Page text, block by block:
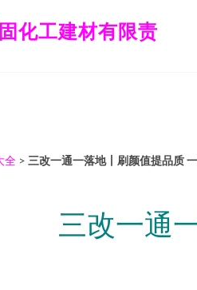
化工建材有限责
全 > 三改一通一落地丨刷颜值提品质
三改一通